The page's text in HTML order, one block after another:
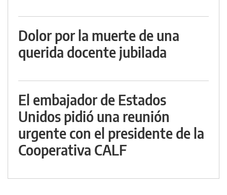
Dolor por la muerte de una
querida docente jubilada
El embajador de Estados
Unidos pidió una reunión
urgente con el presidente de la
Cooperativa CALF